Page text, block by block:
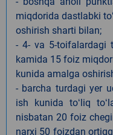
miqdorida dastlabki
oshirish sharti bilan;
- 4- va 5-toifalardagi
kamida 15 foiz
kunida amalga
- barcha turdagi yer
ish kunida toʻliq
nisbatan 20 foiz
narxi 50 foizdan